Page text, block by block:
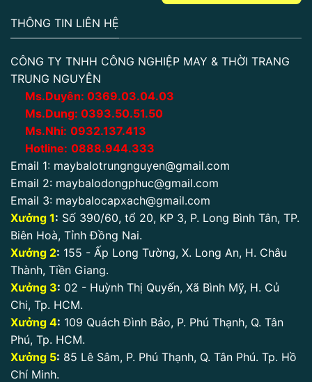
THÔNG TIN LIÊN HỆ
CÔNG TY TNHH CÔNG NGHIỆP MAY & THỜI TRANG
TRUNG NGUYÊN
Ms.Duyên: 0369.03.04.03
Ms.Dung: 0393.50.51.50
Ms.Nhi: 0932.137.413
Hotline: 0888.944.333
Email 1: maybalotrungnguyen@gmail.com
Email 2: maybalodongphuc@gmail.com
Email 3: maybalocapxach@gmail.com
Xưởng 1: Số 390/60, tổ 20, KP 3, P. Long Bình Tân, TP.
Biên Hoà, Tỉnh Đồng Nai.
Xưởng 2: 155 - Ấp Long Tường, X. Long An, H. Châu
Thành, Tiền Giang.
Xưởng 3: 02 - Huỳnh Thị Quyến, Xã Bình Mỹ, H. Củ
Chi, Tp. HCM.
Xưởng 4: 109 Quách Đình Bảo, P. Phú Thạnh, Q. Tân
Phú, Tp. HCM.
Xưởng 5: 85 Lê Sâm, P. Phú Thạnh, Q. Tân Phú. Tp. Hồ
Chí Minh.